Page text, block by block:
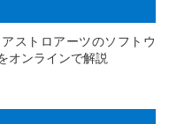
ストロアーツのソフトウ
オンラインで解説